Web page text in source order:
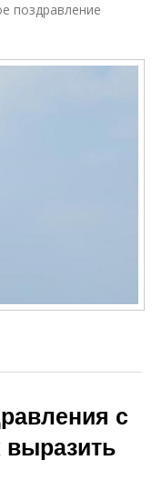
поздравление
с